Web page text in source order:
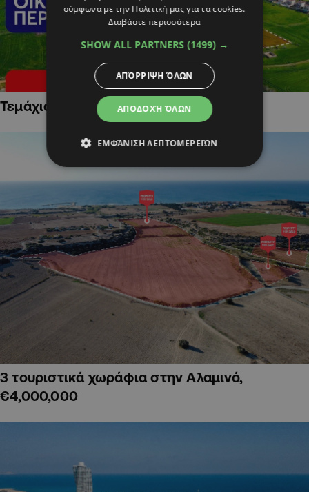
Τεμάχια Γης σε Οικιστικές Περιοχές
3 τουριστικά χωράφια στην Αλαμινό,
€4,000,000
σύμφωνα με την Πολιτική μας για τα cookies.
Διαβάστε περισσότερα
SHOW ALL PARTNERS (1499) →
ΑΠΟΔΟΧΉ ΌΛΩΝ
ΑΠΌΡΡΙΨΗ ΌΛΩΝ
ΕΜΦΆΝΙΣΗ ΛΕΠΤΟΜΕΡΕΙΏΝ